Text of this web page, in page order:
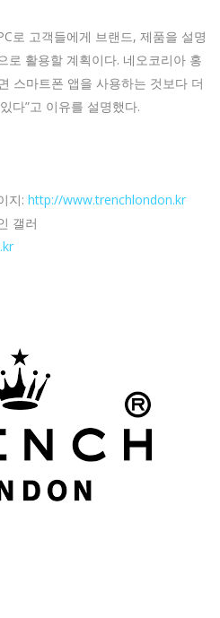
로 고객들에게 브랜드, 제품을 설명
로 활용할 계획이다. 네오코리아 홍
스마트폰 앱을 사용하는 것보다 더
다”고 이유를 설명했다.
지: http://www.trenchlondon.kr
갤러